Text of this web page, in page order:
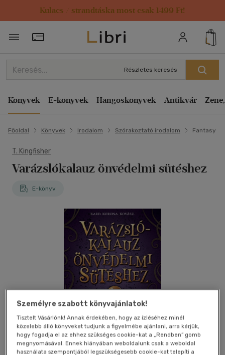
Kulacs / strandtáska most csak 1499 Ft!
Törzsvásárlói Kártya adatai
Részletes keresés
Könyvek E-könyvek Hangoskönyvek Antikvár
Főoldal Könyvek Irodalom Szórakoztató irodalom Fantasy
T. Kingfisher
Varázslókalauz önvédelmi sütéshez
E-könyv
Személyre szabott könyvajánlatok!
Tisztelt Vásárlónk! Annak érdekében, hogy az ízléséhez minél
közelebb álló könyveket tudjunk a figyelmébe ajánlani, arra kérjük,
hogy fogadja el az ehhez szükséges cookie-kat a „Rendben” gomb
megnyomásával. Ennek hiányában weboldalunk csak a weboldal
használata szempontjából legszükségesebb cookie-kat telepíti a